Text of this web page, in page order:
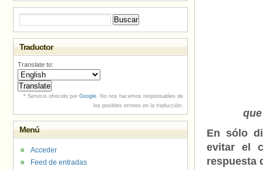
En sólo
evitar el
respuesta
Traductor
Translate to:
* Servicio ofrecido por Google. No nos hacemos responsables de
los posibles errores en la traducción.
Menú
Acceder
Feed de entradas